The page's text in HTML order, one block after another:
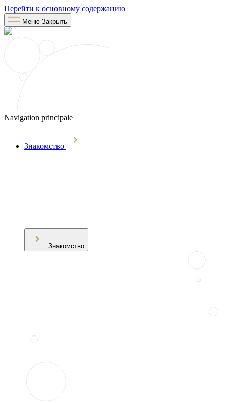
Перейти к основному содержанию
Меню Закрыть
Navigation principale
Знакомство
Знакомство